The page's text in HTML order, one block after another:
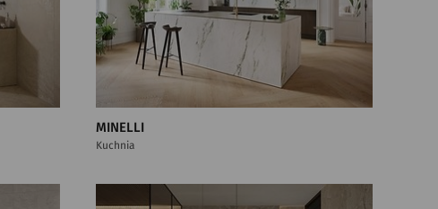
MINELLI
Kuchnia